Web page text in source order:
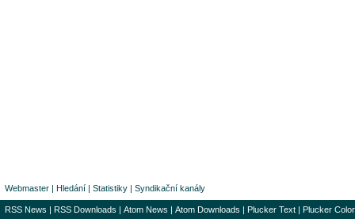
Webmaster | Hledání | Statistiky | Syndikační kanály
RSS News | RSS Downloads | Atom News | Atom Downloads | Plucker Text | Plucker Color